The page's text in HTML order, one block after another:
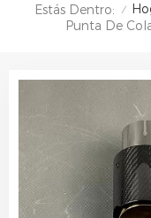
Estás Dentro: /